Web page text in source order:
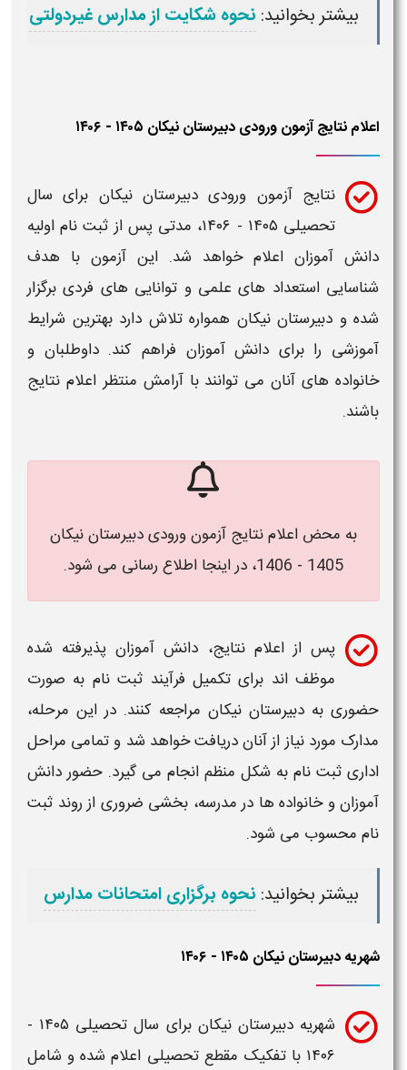
بیشتر بخوانید: نحوه شکایت از مدارس غیردولتی
اعلام نتایج آزمون ورودی دبیرستان نیکان ۱۴۰۵ - ۱۴۰۶
نتایج آزمون ورودیدبیرستان نیکان برای سال
تحصیلی
، مدتی پس از ثبت‌ ناماولیه
دانش‌ آموزان اعلام خواهد شد. این آزمون با هدف
شناسایی استعداد های علمی و توانایی‌ های فردی برگزار
شده و دبیرستان نیکان همواره تلاش دارد بهترین شرایط
آموزشی را برای دانش‌ آموزان فراهم کند. داوطلبان و
خانواده های آنان می توانند با آرامش منتظر اعلام نتایج
باشند.
به محض اعلام نتایج آزمون ورودی دبیرستان نیکان
1405 - 1406، در اینجا اطلاع رسانی می شود.
پس از اعلام نتایج، دانش‌ آموزان پذیرفته‌ شده
موظف‌ اند برای تکمیل فرآیند ثبت ‌نام به صورت
حضوری به دبیرستان نیکان مراجعه کنند. در این مرحله،
مدارک مورد نیاز از آنان دریافت خواهد شد و تمامی مراحل
اداری ثبت‌ نام به شکل منظم انجام می گیرد. حضور دانش‌
آموزان و خانواده ها در مدرسه، بخشی ضروری از روند ثبت
‌نام محسوب می شود.
بیشتر بخوانید: نحوه برگزاری امتحانات مدارس
شهریه دبیرستان نیکان ۱۴۰۵ - ۱۴۰۶
شهریه
دبیرستان نیکان برای سال تحصیلی ۱۴۰۵ -
۱۴۰۶ با تفکیک مقطع تحصیلی اعلام شده و شامل